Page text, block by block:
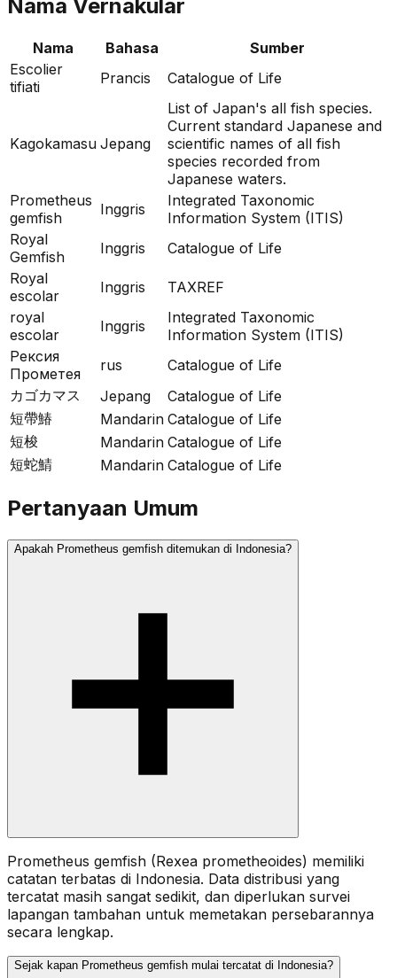
Nama Vernakular
Nama Bahasa
Sumber
Escolier
tifiati
Prancis Catalogue of Life
Kagokamasu Jepang
List of Japan's all fish species.
Current standard Japanese and
scientific names of all fish
species recorded from
Japanese waters.
Prometheus
gemfish
Inggris
Integrated Taxonomic
Information System (ITIS)
Royal
Gemfish
Inggris
Catalogue of Life
Royal
escolar
Inggris
TAXREF
royal
escolar
Inggris
Integrated Taxonomic
Information System (ITIS)
Рексия
Прометея
rus
Catalogue of Life
カゴカマス
Jepang
Catalogue of Life
短帶鰆
Mandarin Catalogue of Life
短梭
Mandarin Catalogue of Life
短蛇鯖
Mandarin Catalogue of Life
Pertanyaan Umum
Apakah Prometheus gemfish ditemukan di Indonesia?
Prometheus gemfish (Rexea prometheoides) memiliki
catatan terbatas di Indonesia. Data distribusi yang
tercatat masih sangat sedikit, dan diperlukan survei
lapangan tambahan untuk memetakan persebarannya
secara lengkap.
Sejak kapan Prometheus gemfish mulai tercatat di Indonesia?